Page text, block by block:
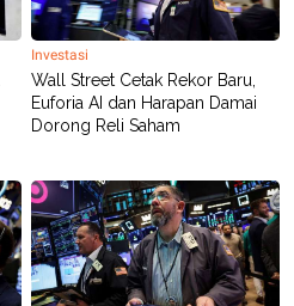
Investasi
Wall Street Cetak Rekor Baru,
Euforia AI dan Harapan Damai
Dorong Reli Saham